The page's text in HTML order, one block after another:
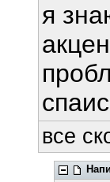
я
все